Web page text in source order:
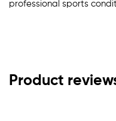
professional sports
Product